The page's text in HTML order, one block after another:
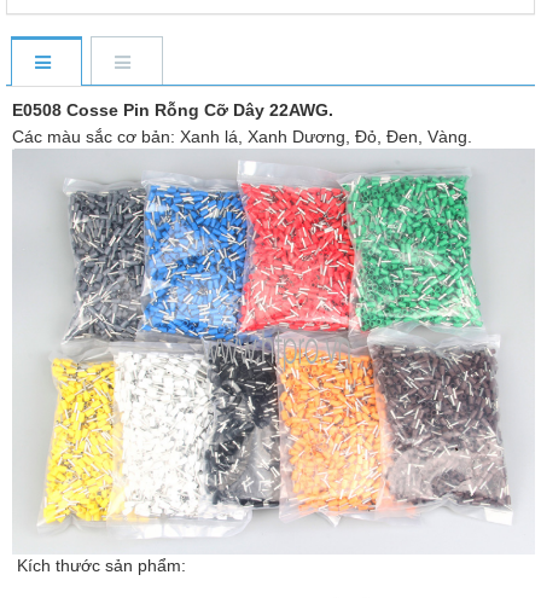
E0508 Cosse Pin Rỗng Cỡ Dây 22AWG.
Các màu sắc cơ bản: Xanh lá, Xanh Dương, Đỏ, Đen, Vàng.
Kích thước sản phẩm: